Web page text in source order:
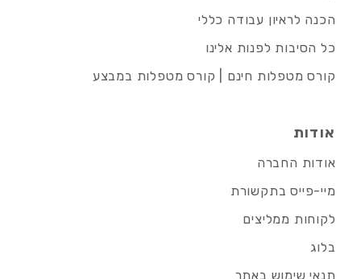
הכנה לראיון עבודה כללי
כל הסיבות לפנות אלינו
קורס מטפלות חינם | קורס מטפלות במבצע
אודות
אודות החברה
מיי-פייס בתקשורת
לקוחות ממליצים
בלוג
תנאי שימוש באתר